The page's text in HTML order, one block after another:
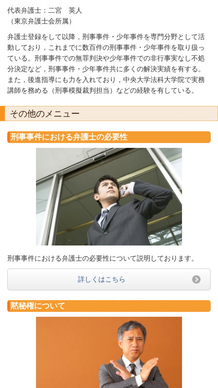
代表弁護士：二宮 英人
（東京弁護士会所属）
弁護士登録をして以降，刑事事件・少年事件を専門分野として活
動しており，これまでに数百件の刑事事件・少年事件を取り扱っ
ている。刑事事件での無罪判決や少年事件での非行事実なし不処
分決定など，刑事事件・少年事件共に多くの解決実績を有する。
また，後進指導にも力を入れており，中央大学法科大学院で実務
講師を務める（刑事模擬裁判担当）などの経験を有している。
その他のメニュー
刑事事件における弁護士の必要性
刑事事件における弁護士の必要性について説明しております。
詳しくはこちら
黙秘権について